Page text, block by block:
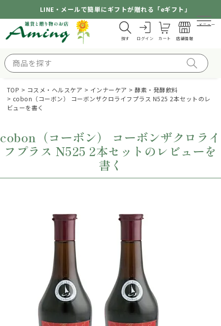
LINE・メールで簡単にギフトが贈れる「eギフト」
探す ログイン カート 店舗情報
メニュー
TOP コスメ・ヘルスケア インナーケア
酵素・発酵飲料
cobon（コーボン） コーボンザクロライフプラス N525 2本セットのレ
ビューを書く
cobon（コーボン） コーボンザクロライ
フプラス N525 2本セットのレビューを
書く